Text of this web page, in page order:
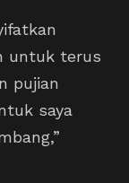
untuk terus
pujian
saya